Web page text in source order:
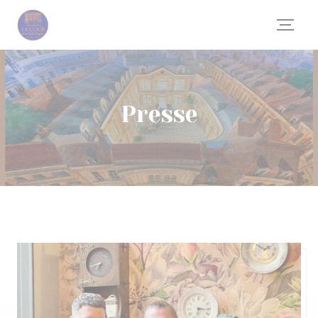
Personnalisation de vos choix en matière de cookies
Presse